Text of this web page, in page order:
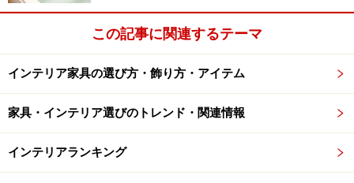
次ページで、暑い夏場にぴったり！外部用家具の愉しみ
※記事内容は執筆時点のものです。最新の内容をご確認くださ
この記事に関連するテーマ
インテリア家具の選び方・飾り方・アイテム
家具・インテリア選びのトレンド・関連情報
インテリアランキング